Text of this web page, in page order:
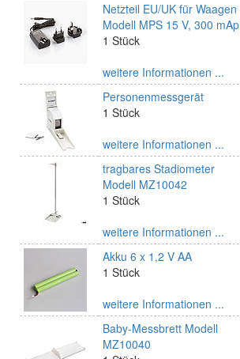
Netzteil EU/UK für Waagen
Modell MPS 15 V, 300 mAp
1 Stück
weitere Informationen ...
Personenmessgerät
1 Stück
weitere Informationen ...
tragbares Stadiometer
Modell MZ10042
1 Stück
weitere Informationen ...
Akku 6 x 1,2 V AA
1 Stück
weitere Informationen ...
Baby-Messbrett Modell
MZ10040